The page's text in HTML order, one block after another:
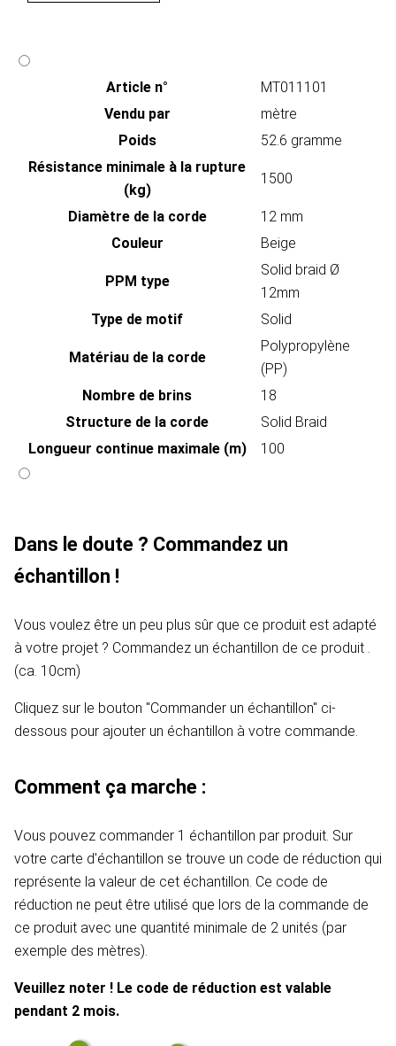
Article n°
MT011101
Vendu par
mètre
Poids
52.6 gramme
Résistance minimale à la rupture
(kg)
1500
Diamètre de la corde
12 mm
Couleur
Beige
PPM type
Solid braid Ø
12mm
Type de motif
Solid
Matériau de la corde
Polypropylène
(PP)
Nombre de brins
18
Structure de la corde
Solid Braid
Longueur continue maximale (m)
100
Dans le doute ? Commandez un
échantillon !
Vous voulez être un peu plus sûr que ce produit est adapté
à votre projet ? Commandez un échantillon de ce produit .
(ca. 10cm)
Cliquez sur le bouton "Commander un échantillon" ci-
dessous pour ajouter un échantillon à votre commande.
Comment ça marche :
Vous pouvez commander 1 échantillon par produit. Sur
votre carte d'échantillon se trouve un code de réduction qui
représente la valeur de cet échantillon. Ce code de
réduction ne peut être utilisé que lors de la commande de
ce produit avec une quantité minimale de 2 unités (par
exemple des mètres).
Veuillez noter ! Le code de réduction est valable
pendant 2 mois.